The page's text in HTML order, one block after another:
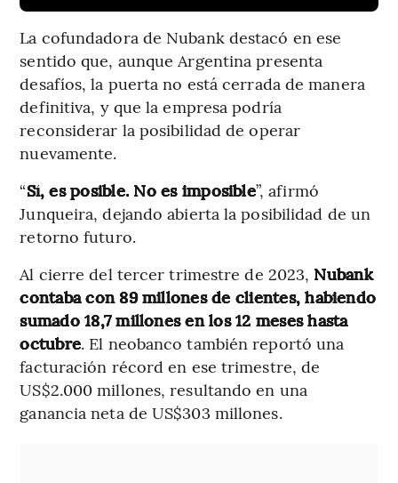
La cofundadora de Nubank destacó en ese
sentido que, aunque Argentina presenta
desafíos, la puerta no está cerrada de manera
definitiva, y que la empresa podría
reconsiderar la posibilidad de operar
nuevamente.
“Sí, es posible. No es imposible”, afirmó
Junqueira, dejando abierta la posibilidad de un
retorno futuro.
Al cierre del tercer trimestre de 2023, Nubank
contaba con 89 millones de clientes, habiendo
sumado 18,7 millones en los 12 meses hasta
octubre. El neobanco también reportó una
facturación récord en ese trimestre, de
US$2.000 millones, resultando en una
ganancia neta de US$303 millones.